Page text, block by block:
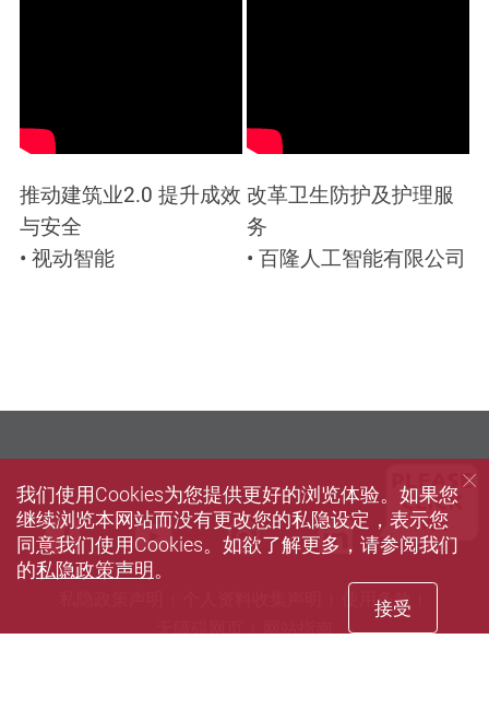
推动建筑业2.0 提升成效
与安全
• 视动智能
改革卫生防护及护理服
务
• 百隆人工智能有限公司
使用条款
无障碍网页
网站指南
FacebookYoutubeinstagramLinkedIn
我们使用Cookies为您提供更好的浏览体验。如果您
继续浏览本网站而没有更改您的私隐设定，表示您
同意我们使用Cookies。如欲了解更多，请参阅我们
的私隐政策声明。
接受